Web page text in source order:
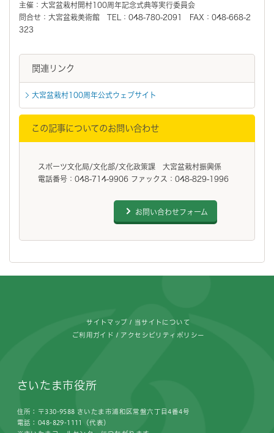
主催：大宮盆栽村開村100周年記念式典等実行委員会
問合せ：大宮盆栽美術館 TEL：048-780-2091 FAX：048-668-2
323
関連リンク
大宮盆栽村100周年公式ウェブサイト
この記事についてのお問い合わせ
スポーツ文化局/文化部/文化政策課 大宮盆栽村振興係
電話番号：048-714-9906 ファックス：048-829-1996
お問い合わせフォーム
サイトマップ 当サイトについて
ご利用ガイド アクセシビリティポリシー
さいたま市役所
住所：〒330-9588 さいたま市浦和区常盤六丁目4番4号
電話：048-829-1111（代表）